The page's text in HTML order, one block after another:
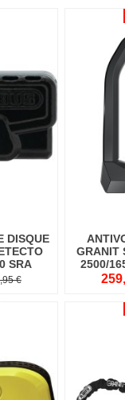
DISQUE
SRA
€
GRANIT
2500/